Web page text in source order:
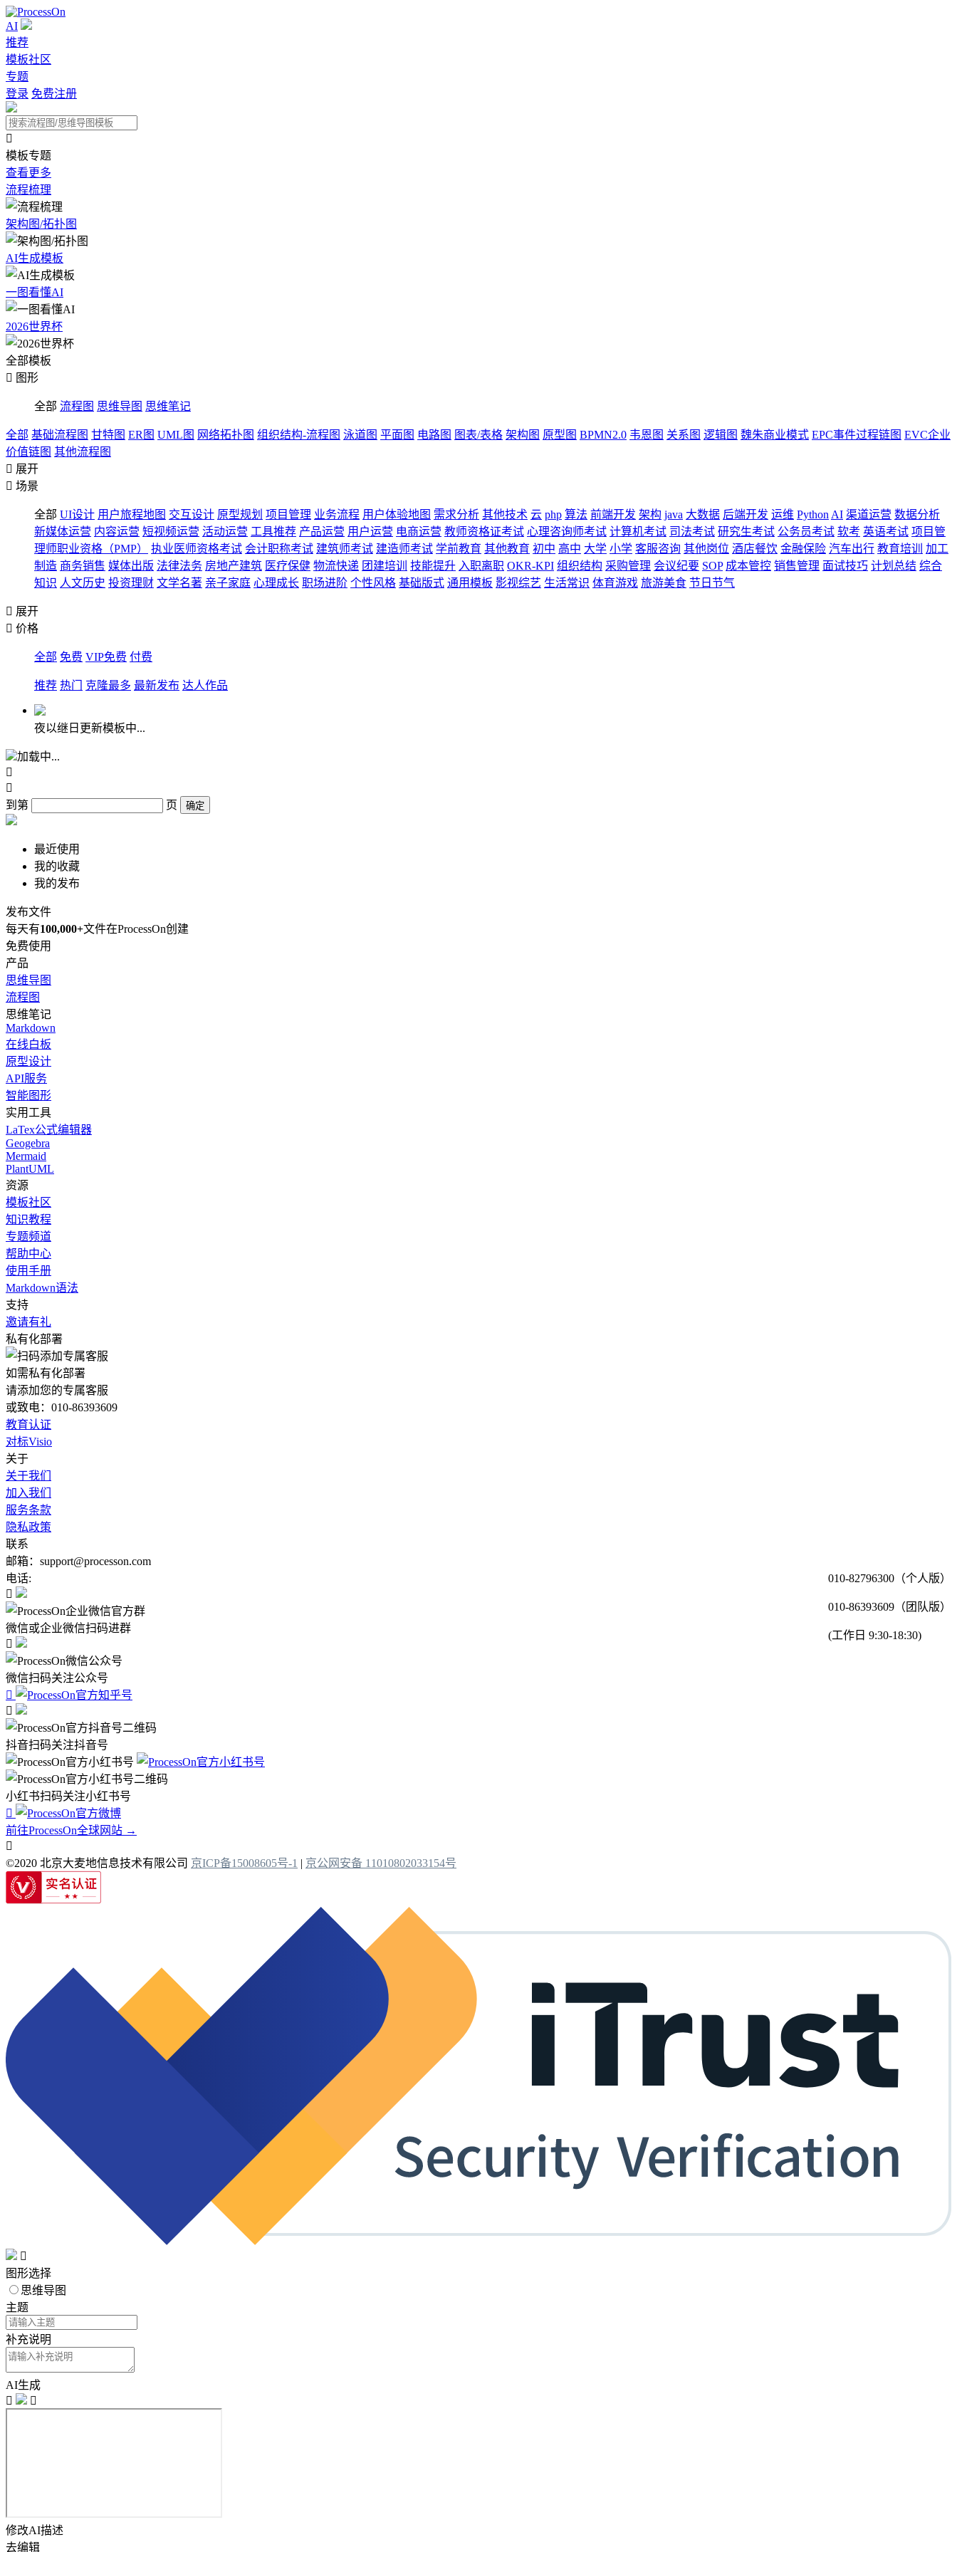
AI
推荐
模板社区
专题
登录 免费注册

模板专题
查看更多
流程梳理
架构图/拓扑图
AI生成模板
一图看懂AI
2026世界杯
全部模板
 图形
全部 流程图 思维导图 思维笔记
全部 基础流程图 甘特图 ER图 UML图 网络拓扑图 组织结构-流程图 泳道图 平面图 电路图 图表/表格 架构图 原型图 BPMN2.0 韦恩图 关系图 逻辑图 魏朱商业模式 EPC事件过程链图 EVC企业
价值链图 其他流程图
 展开
 场景
全部 UI设计 用户旅程地图 交互设计 原型规划 项目管理 业务流程 用户体验地图 需求分析 其他技术 云 php 算法 前端开发 架构 java 大数据 后端开发 运维 Python AI 渠道运营 数据分析
新媒体运营 内容运营 短视频运营 活动运营 工具推荐 产品运营 用户运营 电商运营 教师资格证考试 心理咨询师考试 计算机考试 司法考试 研究生考试 公务员考试 软考 英语考试 项目管
理师职业资格（PMP）
执业医师资格考试 会计职称考试 建筑师考试 建造师考试 学前教育 其他教育 初中 高中 大学 小学 客服咨询 其他岗位 酒店餐饮 金融保险 汽车出行 教育培训
加工
制造 商务销售 媒体出版 法律法务 房地产建筑 医疗保健 物流快递 团建培训 技能提升 入职离职 OKR-KPI 组织结构 采购管理 会议纪要 SOP 成本管控 销售管理 面试技巧 计划总结 综合
知识 人文历史 投资理财 文学名著 亲子家庭 心理成长 职场进阶 个性风格 基础版式 通用模板 影视综艺 生活常识 体育游戏 旅游美食 节日节气
 展开
 价格
全部 免费 VIP免费 付费
推荐 热门 克隆最多 最新发布 达人作品
夜以继日更新模板中...
加载中...


到第
页 确定
最近使用
我的收藏
我的发布
发布文件
每天有100,000+文件在ProcessOn创建
免费使用
产品
思维导图
流程图
思维笔记
Markdown
在线白板
原型设计
API服务
智能图形
实用工具
LaTex公式编辑器
Geogebra
Mermaid
PlantUML
资源
模板社区
知识教程
专题频道
帮助中心
使用手册
Markdown语法
支持
邀请有礼
私有化部署
如需私有化部署
请添加您的专属客服
或致电：010-86393609
教育认证
对标Visio
关于
关于我们
加入我们
服务条款
隐私政策
联系
邮箱：support@processon.com
电话:
010-82796300（个人版）
010-86393609（团队版）
(工作日 9:30-18:30)

微信或企业微信扫码进群

微信扫码关注公众号


抖音扫码关注抖音号
小红书扫码关注小红书号

前往ProcessOn全球网站 →

©2020 北京大麦地信息技术有限公司 京ICP备15008605号-1 | 京公网安备 11010802033154号

图形选择
思维导图
主题
补充说明
AI生成


修改AI描述
去编辑